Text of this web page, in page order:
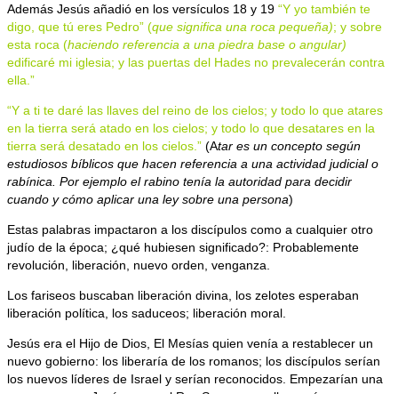
Además Jesús añadió en los versículos 18 y 19 “Y yo también te
digo, que tú eres Pedro” (que significa una roca pequeña); y sobre
esta roca (haciendo referencia a una piedra base o angular)
edificaré mi iglesia; y las puertas del Hades no prevalecerán contra
ella.”
“Y a ti te daré las llaves del reino de los cielos; y todo lo que atares
en la tierra será atado en los cielos; y todo lo que desatares en la
tierra será desatado en los cielos.” (Atar es un concepto según
estudiosos bíblicos que hacen referencia a una actividad judicial o
rabínica. Por ejemplo el rabino tenía la autoridad para decidir
cuando y cómo aplicar una ley sobre una persona)
Estas palabras impactaron a los discípulos como a cualquier otro
judío de la época; ¿qué hubiesen significado?: Probablemente
revolución, liberación, nuevo orden, venganza.
Los fariseos buscaban liberación divina, los zelotes esperaban
liberación política, los saduceos; liberación moral.
Jesús era el Hijo de Dios, El Mesías quien venía a restablecer un
nuevo gobierno: los liberaría de los romanos; los discípulos serían
los nuevos líderes de Israel y serían reconocidos. Empezarían una